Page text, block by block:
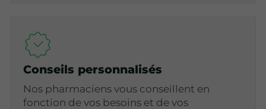
Conseils personnalisés
Nos pharmaciens vous conseillent en
fonction de vos besoins et de vos